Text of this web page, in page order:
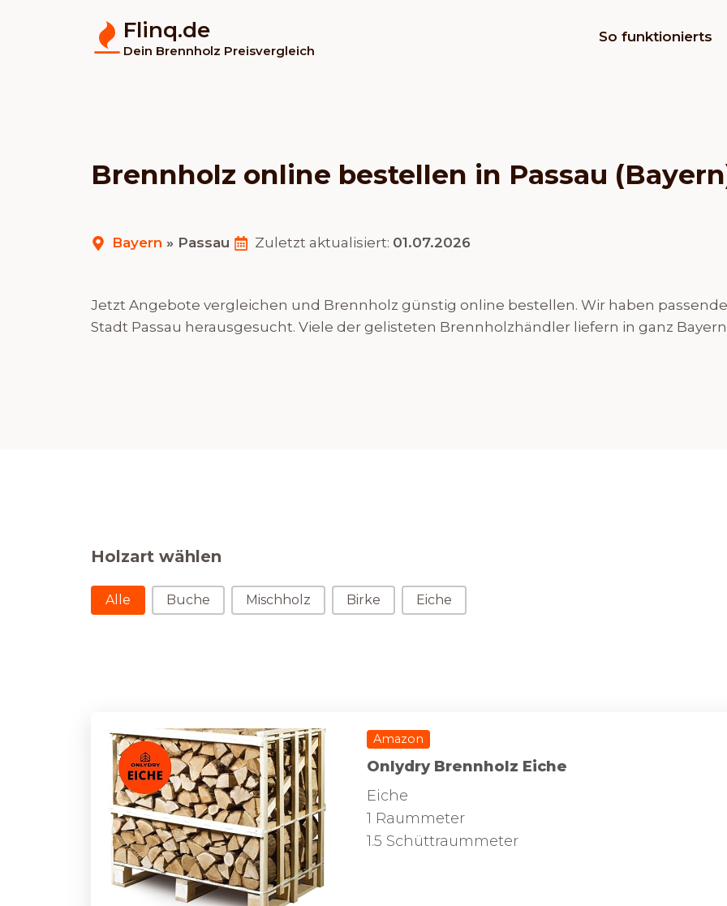
Flinq.de
Dein Brennholz Preisvergleich
So funktionierts
Brennholz online bestellen in Passau
Bayern » Passau Zuletzt aktualisiert: 01.07.2026
Jetzt Angebote vergleichen und Brennholz günstig online bestellen. Wir haben
Stadt Passau herausgesucht. Viele der gelisteten Brennholzhändler liefern in ganz
Holzart wählen
Holzart wählen
Alle Buche Mischholz Birke Eiche
Amazon
Onlydry Brennholz Eiche
Eiche
1 Raummeter
1.5 Schüttraummeter